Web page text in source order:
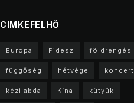
CIMKEFELHŐ
Europa Fidesz földrengés
függőség hétvége koncert
kézilabda Kína kütyük